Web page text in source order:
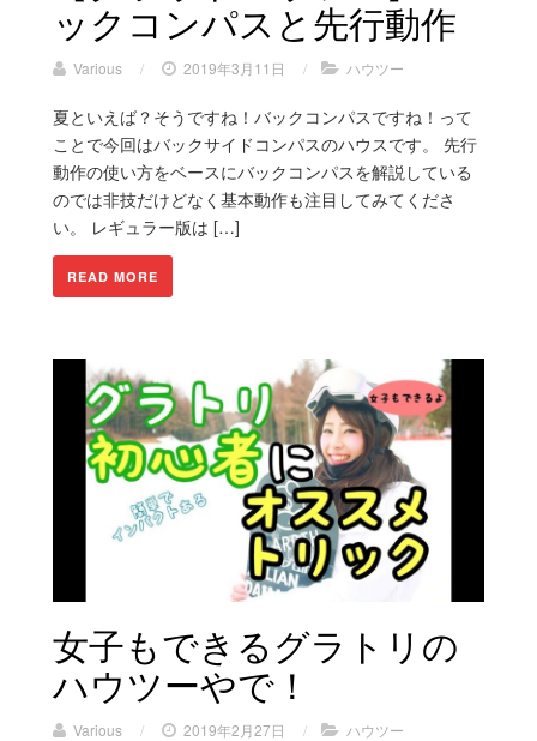
ックコンパスと先行動作
Various / 2019年3月11日 / ハウツー
夏といえば？そうですね！バックコンパスですね！って
ことで今回はバックサイドコンパスのハウスです。 先行
動作の使い方をベースにバックコンパスを解説している
のでは非技だけどなく基本動作も注目してみてくださ
い。 レギュラー版は […]
READ MORE
女子もできるグラトリの
ハウツーやで！
Various / 2019年2月27日 / ハウツー